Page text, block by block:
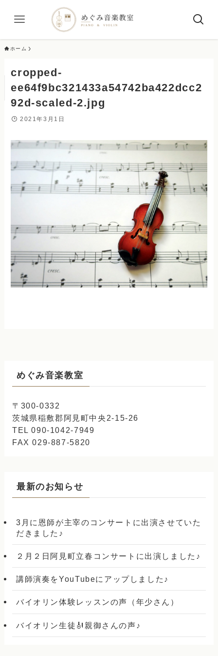
ホーム
cropped-
ee64f9bc321433a54742ba422dcc2
92d-scaled-2.jpg
2021年3月1日
めぐみ音楽教室
〒300-0332
茨城県稲敷郡阿見町中央2-15-26
TEL 090-1042-7949
FAX 029-887-5820
最新のお知らせ
3月に恩師が主宰のコンサートに出演させていた
だきました♪
２月２日阿見町立春コンサートに出演しました♪
講師演奏をYouTubeにアップしました♪
バイオリン体験レッスンの声（年少さん）
バイオリン生徒🎻親御さんの声♪